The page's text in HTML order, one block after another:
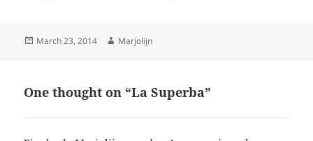
Posted
March 23, 2014 Author
Marjolijn
One thought on “La Superba”